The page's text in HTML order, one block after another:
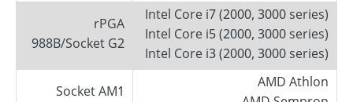
Intel Core i7 (2000, 3000 series)
Intel Core i5 (2000, 3000 series)
Intel Core i3 (2000, 3000 series)
rPGA
988B/Socket G2
AMD Athlon
Socket AM1